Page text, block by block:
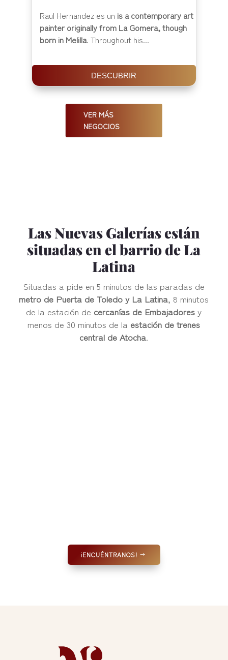
Raul Hernandez es un is a contemporary art
painter originally from La Gomera, though
born in Melilla. Throughout his...
DESCUBRIR
VER MÁS
NEGOCIOS
Las Nuevas Galerías están
situadas en el barrio de La
Latina
Situadas a pide en 5 minutos de las paradas de
metro de Puerta de Toledo y La Latina, 8 minutos
de la estación de cercanías de Embajadores y
menos de 30 minutos de la estación de trenes
central de Atocha.
¡ENCUÉNTRANOS!